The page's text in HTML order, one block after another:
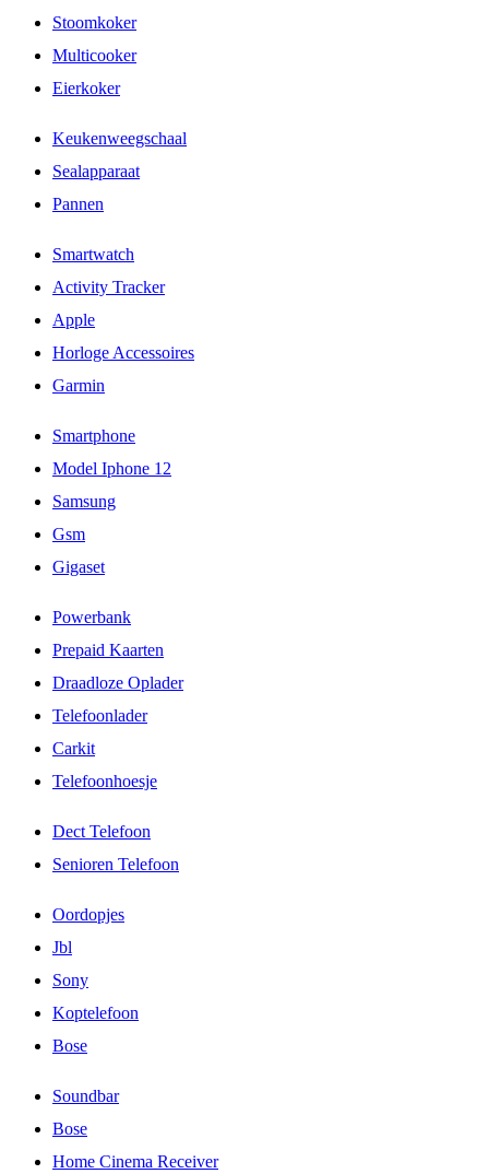
Stoomkoker
Multicooker
Eierkoker
Keukenweegschaal
Sealapparaat
Pannen
Smartwatch
Activity Tracker
Apple
Horloge Accessoires
Garmin
Smartphone
Model Iphone 12
Samsung
Gsm
Gigaset
Powerbank
Prepaid Kaarten
Draadloze Oplader
Telefoonlader
Carkit
Telefoonhoesje
Dect Telefoon
Senioren Telefoon
Oordopjes
Jbl
Sony
Koptelefoon
Bose
Soundbar
Bose
Home Cinema Receiver